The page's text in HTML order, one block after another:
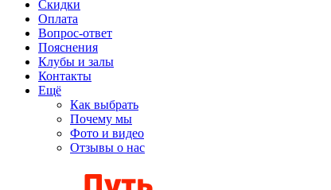
Скидки
Оплата
Вопрос-ответ
Пояснения
Клубы и залы
Контакты
Ещё
Как выбрать
Почему мы
Фото и видео
Отзывы о нас